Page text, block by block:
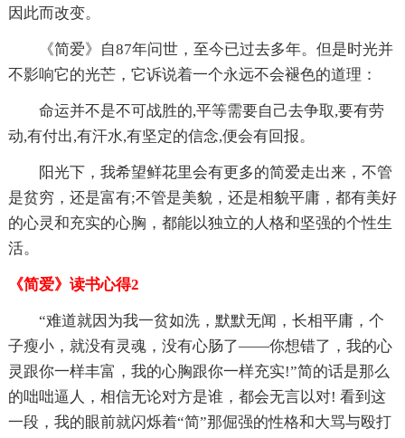
因此而改变。
《简爱》自87年问世，至今已过去多年。但是时光并
不影响它的光芒，它诉说着一个永远不会褪色的道理：
命运并不是不可战胜的,平等需要自己去争取,要有劳
动,有付出,有汗水,有坚定的信念,便会有回报。
阳光下，我希望鲜花里会有更多的简爱走出来，不管
是贫穷，还是富有;不管是美貌，还是相貌平庸，都有美好
的心灵和充实的心胸，都能以独立的人格和坚强的个性生
活。
《简爱》读书心得2
“难道就因为我一贫如洗，默默无闻，长相平庸，个
子瘦小，就没有灵魂，没有心肠了——你想错了，我的心
灵跟你一样丰富，我的心胸跟你一样充实!”简的话是那么
的咄咄逼人，相信无论对方是谁，都会无言以对! 看到这
一段，我的眼前就闪烁着“简”那倔强的性格和大骂与殴打